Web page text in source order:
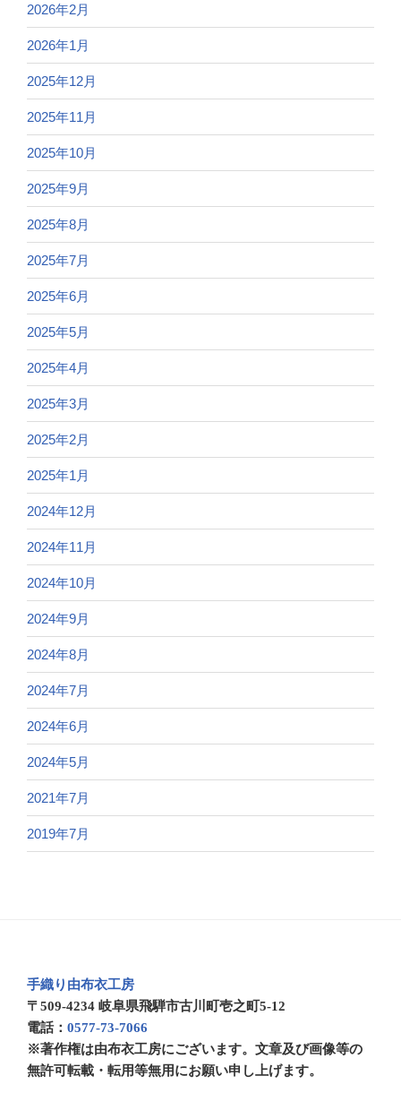
2026年2月
2026年1月
2025年12月
2025年11月
2025年10月
2025年9月
2025年8月
2025年7月
2025年6月
2025年5月
2025年4月
2025年3月
2025年2月
2025年1月
2024年12月
2024年11月
2024年10月
2024年9月
2024年8月
2024年7月
2024年6月
2024年5月
2021年7月
2019年7月
手織り由布衣工房
〒509-4234 岐阜県飛騨市古川町壱之町5-12
電話： 0577-73-7066
※著作権は由布衣工房にございます。文章及び画像等の
無許可転載・転用等無用にお願い申し上げます。